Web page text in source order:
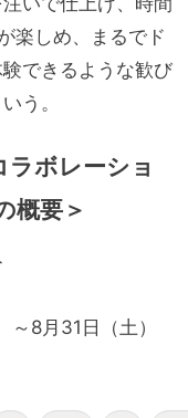
楽しめ、まるでド
できるような歓び
う。
ラボレーショ
概要＞
8月31日（土）